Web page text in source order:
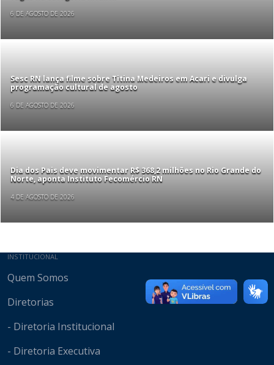
6 DE AGOSTO DE 2026
Sesc RN lança filme sobre Titina Medeiros em Acari e divulga
programação cultural de agosto
6 DE AGOSTO DE 2026
Dia dos Pais deve movimentar R$ 368,2 milhões no Rio Grande do
Norte, aponta Instituto Fecomércio RN
4 DE AGOSTO DE 2026
Mapa do site
INSTITUCIONAL
Quem Somos
Diretorias
- Diretoria Institucional
- Diretoria Executiva